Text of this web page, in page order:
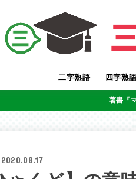
二字熟語 四字熟
著書『
2020.08.17